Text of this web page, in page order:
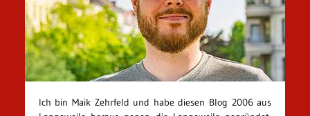
Ich bin Maik Zehrfeld und habe diesen Blog 2006 aus